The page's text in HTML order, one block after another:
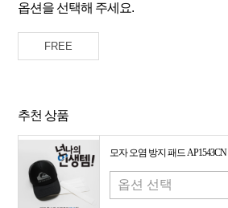
옵션을 선택해 주세요.
FREE
추천 상품
모자 오염 방지 패드 AP1543CN